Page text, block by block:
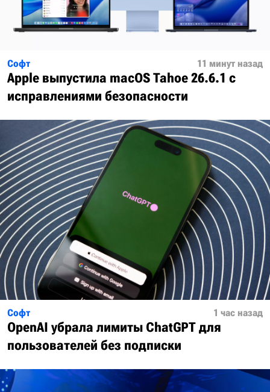
Софт 11 минут назад
Apple выпустила macOS Tahoe 26.6.1 с
исправлениями безопасности
Софт 1 час назад
OpenAI убрала лимиты ChatGPT для
пользователей без подписки